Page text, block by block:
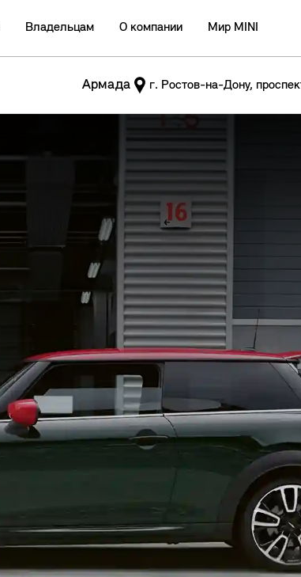
Армада г. Ростов-на-Дону,
Владельцам О компании Мир MINI